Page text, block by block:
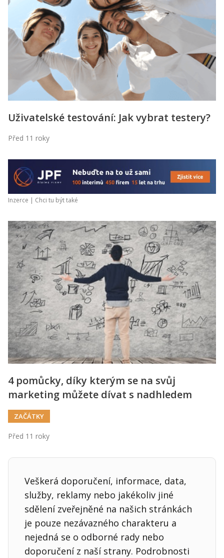
Uživatelské testování: Jak vybrat testery?
Před 11 roky
Inzerce | Chci tu být také
4 pomůcky, díky kterým se na svůj
marketing můžete dívat s nadhledem
ZAČÁTKY
Před 11 roky
Veškerá doporučení, informace, data,
služby, reklamy nebo jakékoliv jiné
sdělení zveřejněné na našich stránkách
je pouze nezávazného charakteru a
nejedná se o odborné rady nebo
doporučení z naší strany. Podrobnosti